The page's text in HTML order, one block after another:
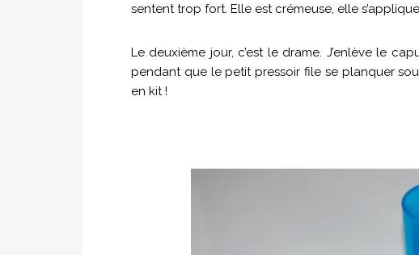
sentent trop fort. Elle est crémeuse, elle
Le deuxième jour, c’est le drame. J’enlève le
pendant que le petit pressoir file se planquer
en kit !